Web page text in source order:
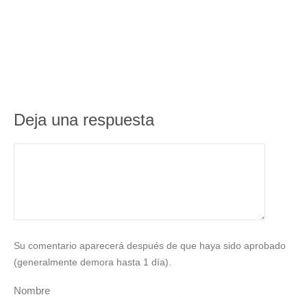
Deja una respuesta
Su comentario aparecerá después de que haya sido aprobado
(generalmente demora hasta 1 día).
Nombre